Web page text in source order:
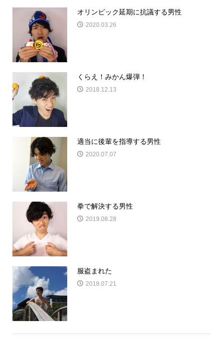
オリンピック延期に抗議する男性
2020.03.26
くらえ！みかん爆弾！
2018.12.13
適当に後輩を指導する男性
2020.07.07
拳で解決する男性
2019.08.28
服盗まれた
2018.07.21